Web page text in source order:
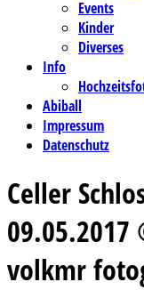
Events
Kinder
Diverses
Info
Abiball
Impressum
Datenschutz
Celler
volkmr